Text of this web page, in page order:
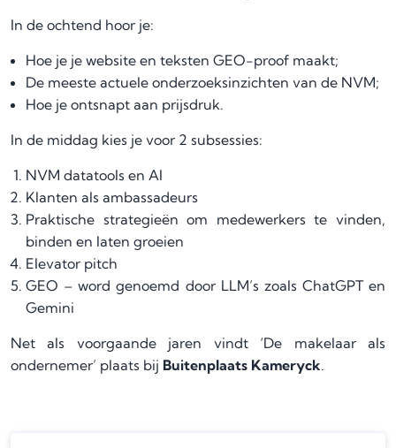
In de ochtend hoor je:
Hoe je je website en teksten GEO-proof maakt;
De meeste actuele onderzoeksinzichten van de NVM;
Hoe je ontsnapt aan prijsdruk.
In de middag kies je voor 2 subsessies:
NVM datatools en AI
Klanten als ambassadeurs
Praktische strategieën om medewerkers te vinden,
binden en laten groeien
Elevator pitch
GEO – word genoemd door LLM’s zoals ChatGPT en
Gemini
Net als voorgaande jaren vindt ‘De makelaar als
ondernemer’ plaats bij Buitenplaats Kameryck.